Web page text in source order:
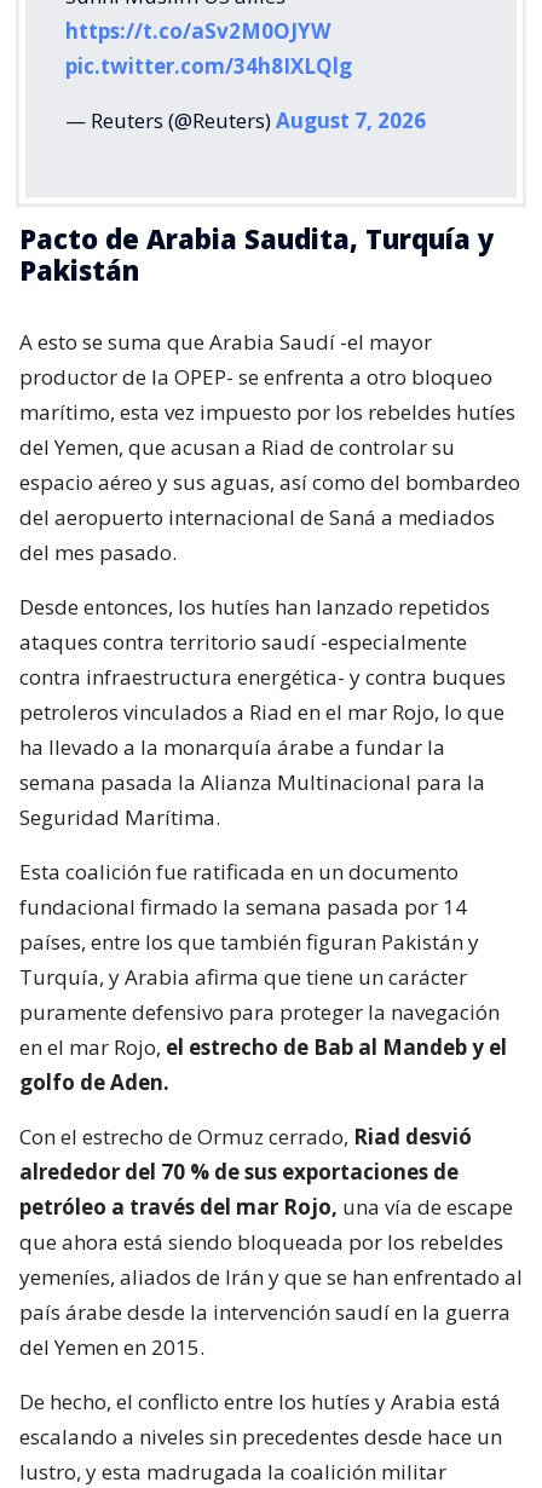
https://t.co/aSv2M0OJYW
pic.twitter.com/34h8IXLQlg
— Reuters (@Reuters)August 7, 2026
Pacto de Arabia Saudita, Turquía y
Pakistán
A esto se suma que Arabia Saudí -el mayor
productor de la OPEP- se enfrenta a otro bloqueo
marítimo, esta vez impuesto por los rebeldes hutíes
del Yemen, que acusan a Riad de controlar su
espacio aéreo y sus aguas, así como del bombardeo
del aeropuerto internacional de Saná a mediados
del mes pasado.
Desde entonces, los hutíes han lanzado repetidos
ataques contra territorio saudí -especialmente
contra infraestructura energética- y contra buques
petroleros vinculados a Riad en el mar Rojo, lo que
ha llevado a la monarquía árabe a fundar la
semana pasada la Alianza Multinacional para la
Seguridad Marítima.
Esta coalición fue ratificada en un documento
fundacional firmado la semana pasada por 14
países, entre los que también figuran Pakistán y
Turquía, y Arabia afirma que tiene un carácter
puramente defensivo para proteger la navegación
en el mar Rojo, el estrecho de Bab al Mandeb y el
golfo de Aden.
Con el estrecho de Ormuz cerrado, Riad desvió
alrededor del 70 % de sus exportaciones de
petróleo a través del mar Rojo, una vía de escape
que ahora está siendo bloqueada por los rebeldes
yemeníes, aliados de Irán y que se han enfrentado al
país árabe desde la intervención saudí en la guerra
del Yemen en 2015.
De hecho, el conflicto entre los hutíes y Arabia está
escalando a niveles sin precedentes desde hace un
lustro, y esta madrugada la coalición militar